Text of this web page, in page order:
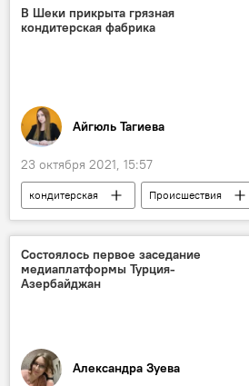
связь
Азербайджан
В Шеки прикрыта грязная
кондитерская фабрика
Айгюль Тагиева
23 октября 2021, 15:57
кондитерская Происшествия
Состоялось первое заседание
медиаплатформы Турция-
Азербайджан
Александра Зуева